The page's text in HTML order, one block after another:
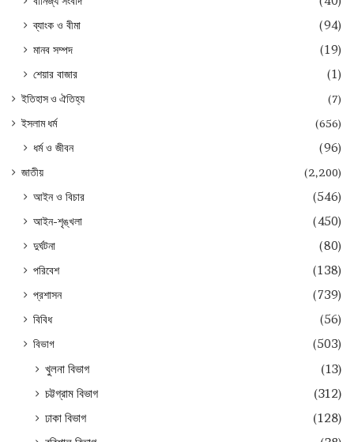
ব্যাংক ও বীমা
(94)
মানব সম্পদ
(19)
শেয়ার বাজার
(1)
ইতিহাস ও ঐতিহ্য
(7)
ইসলাম ধর্ম
(656)
ধর্ম ও জীবন (96)
জাতীয় (2,200)
আইন ও বিচার
(546)
আইন-শৃঙ্খলা
(450)
দুর্ঘটনা
(80)
পরিবেশ
(138)
প্রশাসন
(739)
বিবিধ
(56)
বিভাগ
(503)
খুলনা বিভাগ
(13)
চট্টগ্রাম বিভাগ
(312)
ঢাকা বিভাগ
(128)